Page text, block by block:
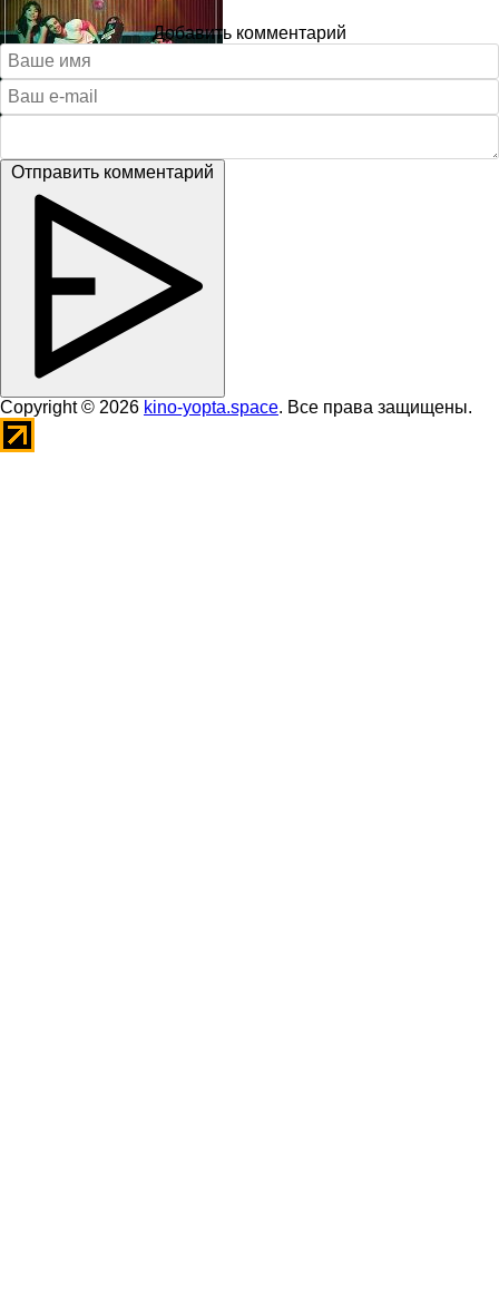
Добавить комментарий
Отправить комментарий
Copyright © 2026 kino-yopta.space. Все права защищены.